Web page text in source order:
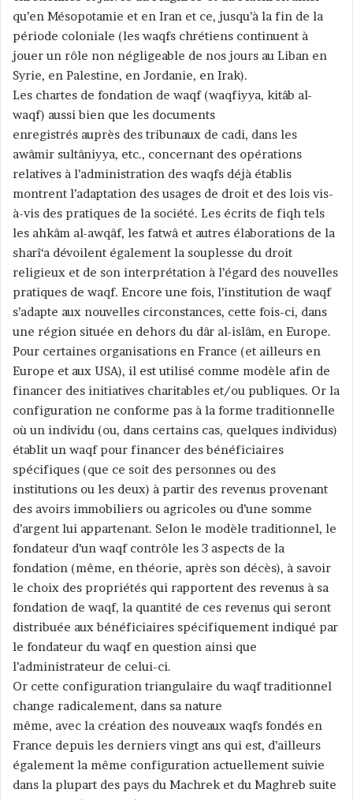
qu’en Mésopotamie et en Iran et ce, jusqu’à la fin de la
période coloniale (les waqfs chrétiens continuent à
jouer un rôle non négligeable de nos jours au Liban en
Syrie, en Palestine, en Jordanie, en Irak).
Les chartes de fondation de waqf (waqfiyya, kitâb al-
waqf) aussi bien que les documents
enregistrés auprès des tribunaux de cadi, dans les
awâmir sultâniyya, etc., concernant des opérations
relatives à l’administration des waqfs déjà établis
montrent l’adaptation des usages de droit et des lois vis-
à-vis des pratiques de la société. Les écrits de fiqh tels
les ahkâm al-awqâf, les fatwâ et autres élaborations de la
sharî‘a dévoilent également la souplesse du droit
religieux et de son interprétation à l’égard des nouvelles
pratiques de waqf. Encore une fois, l’institution de waqf
s’adapte aux nouvelles circonstances, cette fois-ci, dans
une région située en dehors du dâr al-islâm, en Europe.
Pour certaines organisations en France (et ailleurs en
Europe et aux USA), il est utilisé comme modèle afin de
financer des initiatives charitables et/ou publiques. Or la
configuration ne conforme pas à la forme traditionnelle
où un individu (ou, dans certains cas, quelques individus)
établit un waqf pour financer des bénéficiaires
spécifiques (que ce soit des personnes ou des
institutions ou les deux) à partir des revenus provenant
des avoirs immobiliers ou agricoles ou d’une somme
d’argent lui appartenant. Selon le modèle traditionnel, le
fondateur d’un waqf contrôle les 3 aspects de la
fondation (même, en théorie, après son décès), à savoir
le choix des propriétés qui rapportent des revenus à sa
fondation de waqf, la quantité de ces revenus qui seront
distribuée aux bénéficiaires spécifiquement indiqué par
le fondateur du waqf en question ainsi que
l’administrateur de celui-ci.
Or cette configuration triangulaire du waqf traditionnel
change radicalement, dans sa nature
même, avec la création des nouveaux waqfs fondés en
France depuis les derniers vingt ans qui est, d’ailleurs
également la même configuration actuellement suivie
dans la plupart des pays du Machrek et du Maghreb suite